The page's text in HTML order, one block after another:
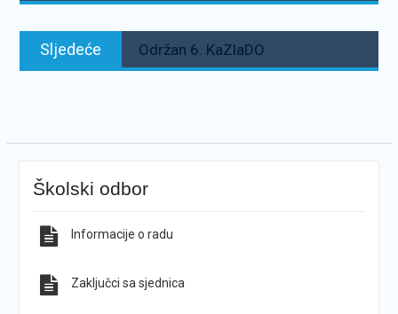
Sljedeće Sljedeće:
Održan 6. KaZlaDO
Školski odbor
Informacije o radu
Zaključci sa sjednica